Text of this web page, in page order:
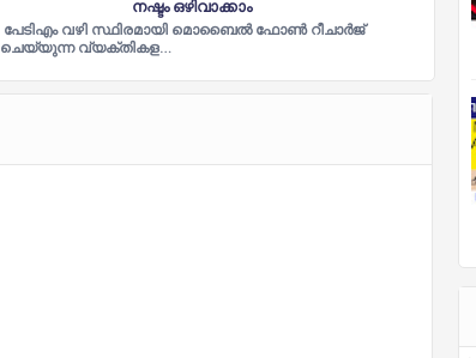
നഷ്ടം ഒഴിവാക്കാം
പേടിഎം വഴി സ്ഥിരമായി മൊബൈല്‍ ഫോണ്‍ റീചാര്‍ജ്
ചെയ്യുന്ന വ്യക്തികള…